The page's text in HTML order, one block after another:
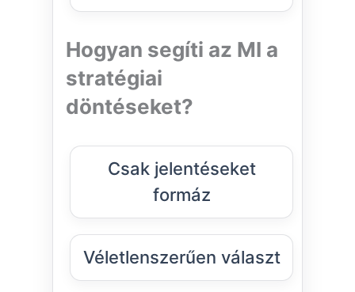
Hogyan segíti az MI a
stratégiai
döntéseket?
Csak jelentéseket
formáz
Véletlenszerűen választ